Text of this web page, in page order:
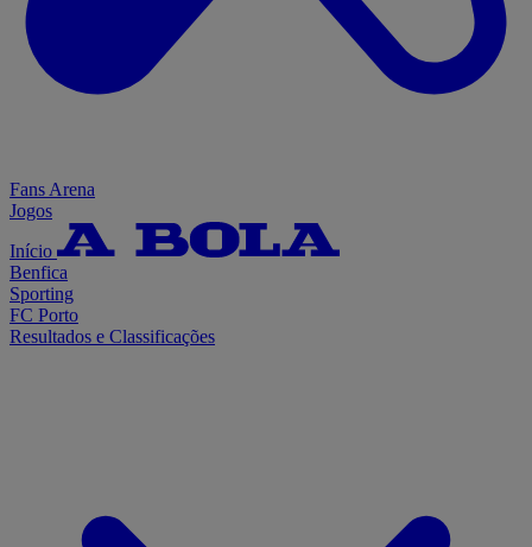
Fans Arena
Jogos
Início
Benfica
Sporting
FC Porto
Resultados e Classificações